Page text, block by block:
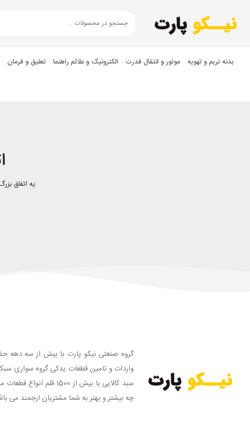
بدنه تریم و تهویه موتور و انتقال قدرت الکترونیک و علائم راهنما تعلیق و فرمان
یه اتفاق
گروه صنعتی نیکو پارت با بیش از سه دهه
واردات و تامین قطعات یدکی گروه سواری
سبد کالایی با بیش از
چه بیشتر و بهتر به شما مشتریان ارجمند می